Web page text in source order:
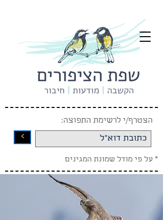
* על פי מודל שמונת המגינים
הצטרף/י לרשימת התפוצה:
<